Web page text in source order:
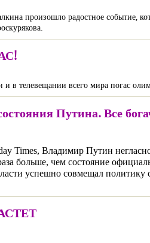
произошло радостное событие,
в телевещании всего мира погас
Путина. Все
Times, Владимир Путин
больше, чем состояние
успешно совмещал политику